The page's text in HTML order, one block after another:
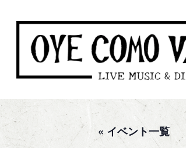
ン
キ
« イベント一覧